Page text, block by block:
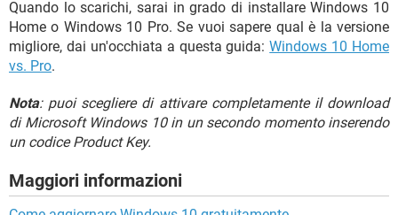
Quando lo scarichi, sarai in grado di installare Windows 10
Home o Windows 10 Pro. Se vuoi sapere qual è la versione
migliore, dai un'occhiata a questa guida:Windows 10 Home
vs. Pro.
Nota: puoi scegliere di attivare completamente il download
di Microsoft Windows 10 in un secondo momento inserendo
un codice Product Key.
Maggiori informazioni